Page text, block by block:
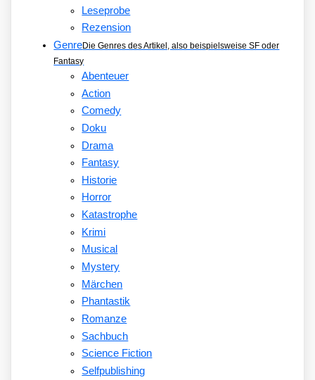
Leseprobe
Rezension
GenreDie Genres des Artikel, also beispielsweise SF oder
Fantasy
Abenteuer
Action
Comedy
Doku
Drama
Fantasy
Historie
Horror
Katastrophe
Krimi
Musical
Mystery
Märchen
Phantastik
Romanze
Sachbuch
Science Fiction
Selfpublishing